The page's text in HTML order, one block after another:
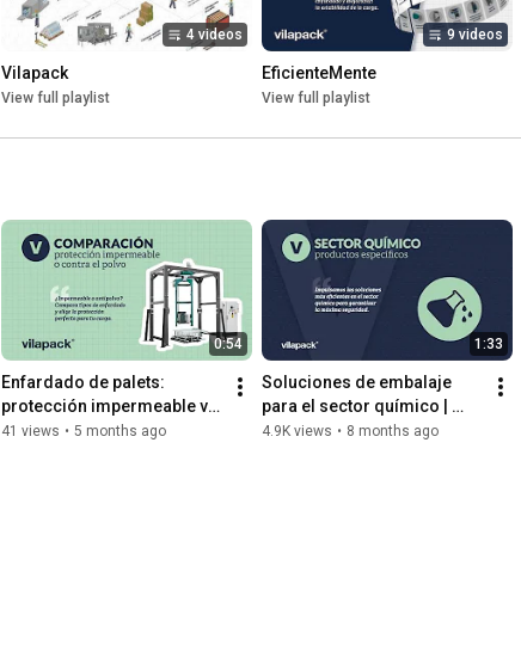
4 videos
Vilapack
View full playlist
9 videos
EficienteMente
View full playlist
0:54
Enfardado de palets:
protección impermeable vs
antipolvo | Vilapack ®
41 views • 5 months ago
1:33
Soluciones de embalaje
para el sector químico |
Vilapack®
4.9K views • 8 months ago